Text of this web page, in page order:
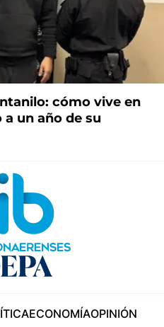
cómo vive en
un año de su
ECONOMÍAOPINIÓN